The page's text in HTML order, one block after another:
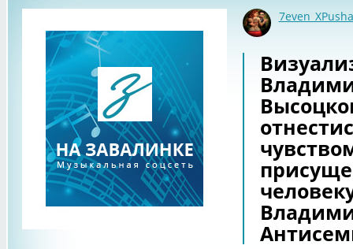
7even_XPusha